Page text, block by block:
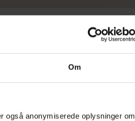
Om
også anonymiserede oplysninger om